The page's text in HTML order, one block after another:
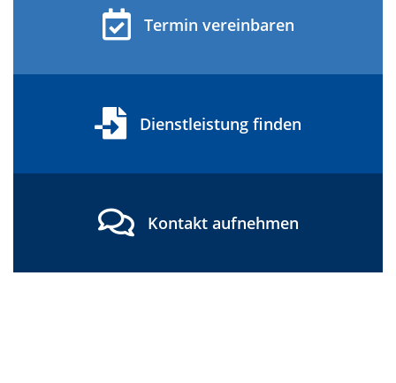
Termin vereinbaren
Dienstleistung finden
Kontakt aufnehmen